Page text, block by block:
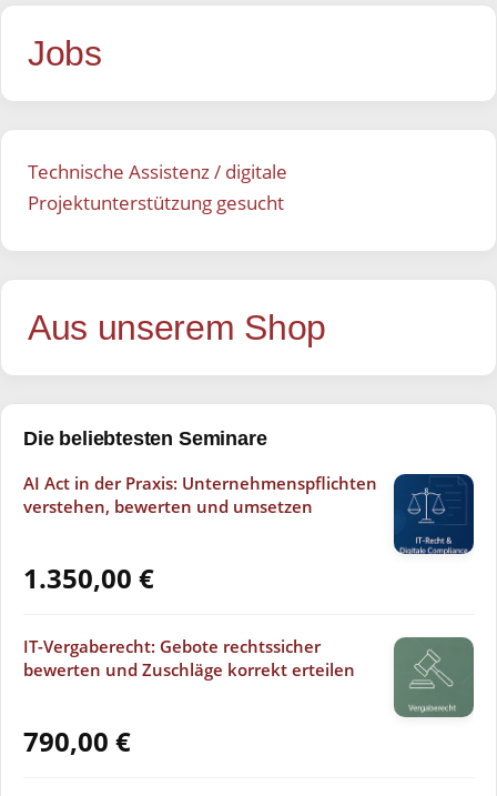
Jobs
Technische Assistenz / digitale
Projektunterstützung gesucht
Aus unserem Shop
Die beliebtesten Seminare
AI Act in der Praxis: Unternehmenspflichten
verstehen, bewerten und umsetzen
1.350,00 €
IT-Vergaberecht: Gebote rechtssicher
bewerten und Zuschläge korrekt erteilen
790,00 €